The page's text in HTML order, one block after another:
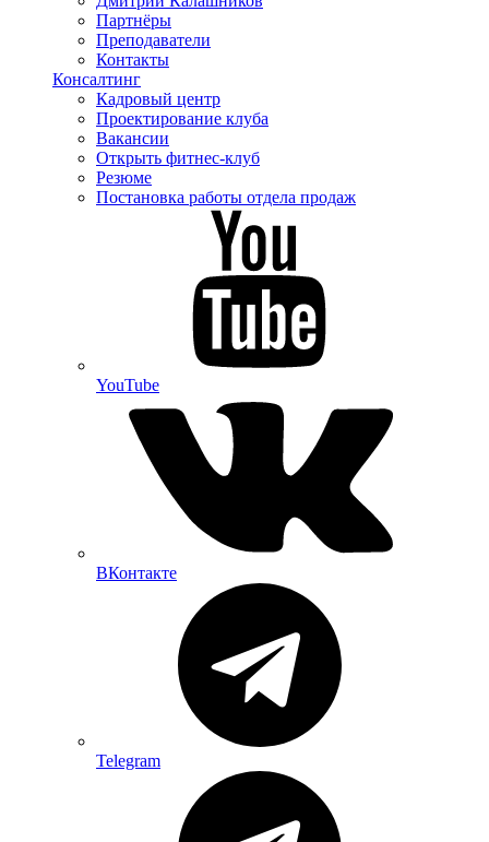
Партнёры
Преподаватели
Контакты
Консалтинг
Кадровый центр
Проектирование клуба
Вакансии
Открыть фитнес-клуб
Резюме
Постановка работы отдела продаж
YouTube
ВКонтакте
Telegram